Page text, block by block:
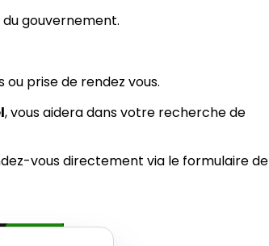
gouvernement.
prise de rendez vous.
, vous aidera dans votre recherche de
vous directement via le formulaire de